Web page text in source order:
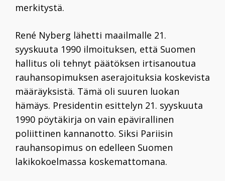
merkitystä.
René Nyberg lähetti maailmalle 21.
syyskuuta 1990 ilmoituksen, että Suomen
hallitus oli tehnyt päätöksen irtisanoutua
rauhansopimuksen aserajoituksia koskevista
määräyksistä. Tämä oli suuren luokan
hämäys. Presidentin esittelyn 21. syyskuuta
1990 pöytäkirja on vain epävirallinen
poliittinen kannanotto. Siksi Pariisin
rauhansopimus on edelleen Suomen
lakikokoelmassa koskemattomana.